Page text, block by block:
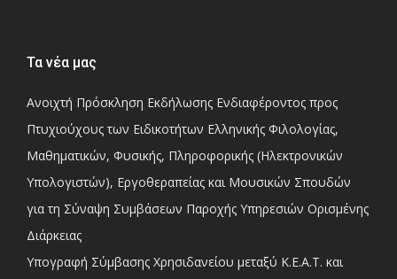
Τα νέα μας
Ανοιχτή Πρόσκληση Εκδήλωσης Ενδιαφέροντος προς
Πτυχιούχους των Ειδικοτήτων Ελληνικής Φιλολογίας,
Μαθηματικών, Φυσικής, Πληροφορικής (Ηλεκτρονικών
Υπολογιστών), Εργοθεραπείας και Μουσικών Σπουδών
για τη Σύναψη Συμβάσεων Παροχής Υπηρεσιών Ορισμένης
Διάρκειας
Υπογραφή Σύμβασης Χρησιδανείου μεταξύ Κ.Ε.Α.Τ. και